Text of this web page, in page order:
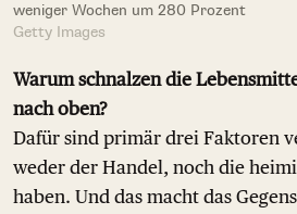
weniger Wochen um 280 Prozent
Getty Images
Warum schnalzen die
nach oben?
Dafür sind primär drei Faktoren
weder der Handel, noch die
haben. Und das macht das